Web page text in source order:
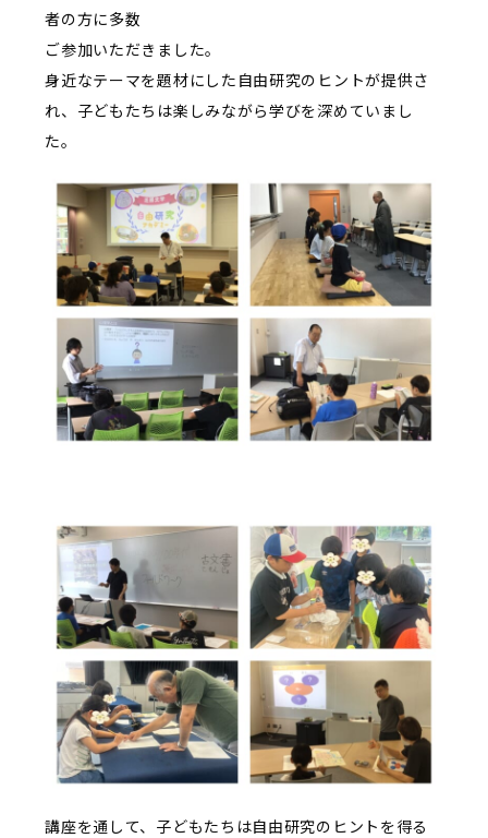
者の方に多数
ご参加いただきました。
身近なテーマを題材にした自由研究のヒントが提供さ
れ、子どもたちは楽しみながら学びを深めていまし
た。
講座を通して、子どもたちは自由研究のヒントを得る